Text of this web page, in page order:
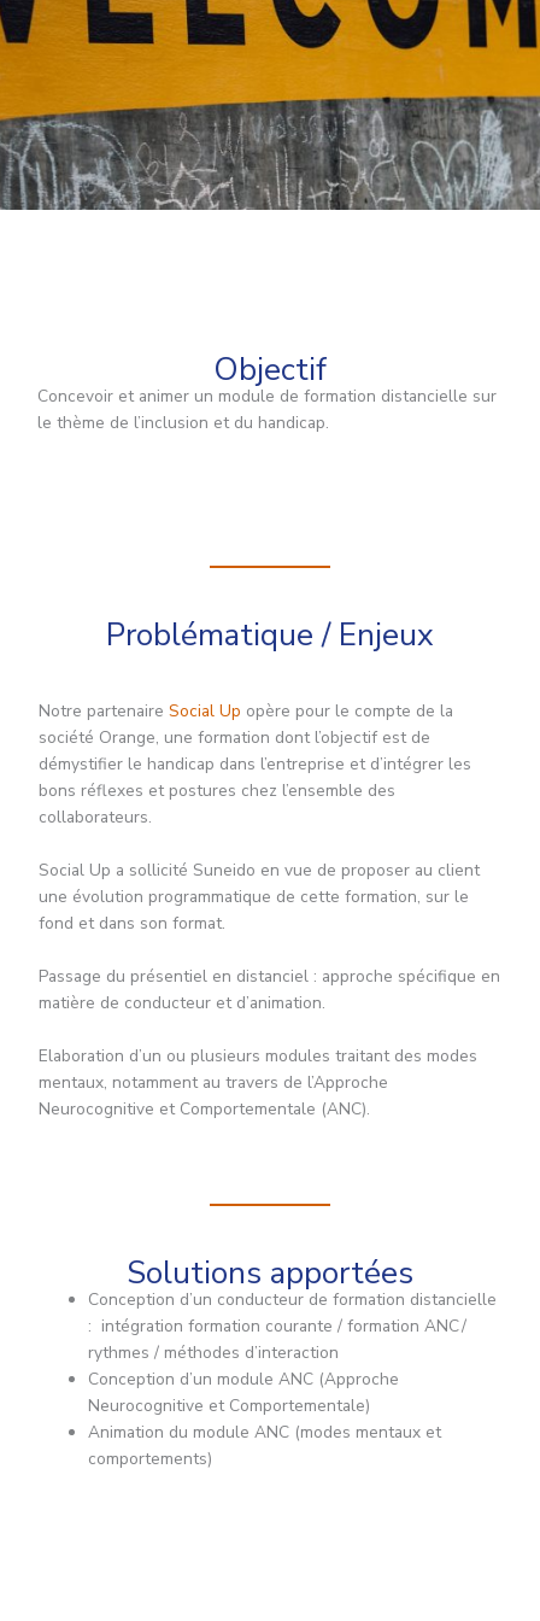
Objectif
Concevoir et animer un module de formation distancielle sur
le thème de l’inclusion et du handicap.
Problématique / Enjeux
Notre partenaire Social Up opère pour le compte de la
société Orange, une formation dont l’objectif est de
démystifier le handicap dans l’entreprise et d’intégrer les
bons réflexes et postures chez l’ensemble des
collaborateurs.
Social Up a sollicité Suneido en vue de proposer au client
une évolution programmatique de cette formation, sur le
fond et dans son format.
Passage du présentiel en distanciel : approche spécifique en
matière de conducteur et d’animation.
Elaboration d’un ou plusieurs modules traitant des modes
mentaux, notamment au travers de l’Approche
Neurocognitive et Comportementale (ANC).
Solutions apportées
Conception d’un conducteur de formation distancielle
: intégration formation courante / formation ANC /
rythmes / méthodes d’interaction
Conception d’un module ANC (Approche
Neurocognitive et Comportementale)
Animation du module ANC (modes mentaux et
comportements)